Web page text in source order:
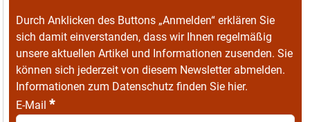
Durch Anklicken des Buttons „Anmelden“ erklären Sie
sich damit einverstanden, dass wir Ihnen regelmäßig
unsere aktuellen Artikel und Informationen zusenden. Sie
können sich jederzeit von diesem Newsletter abmelden.
Informationen zum Datenschutz finden Sie hier.
E-Mail *